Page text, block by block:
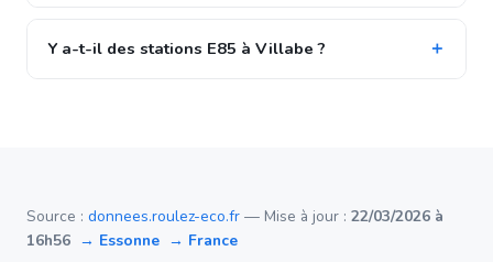
Y a-t-il des stations E85 à Villabe ?
Source : donnees.roulez-eco.fr — Mise à jour : 22/03/2026 à
16h56 → Essonne → France